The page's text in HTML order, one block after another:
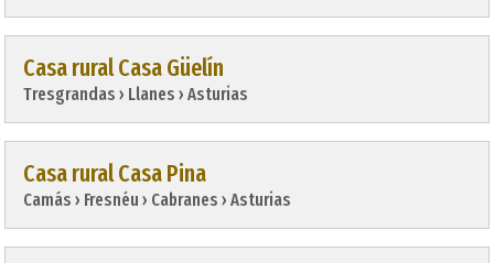
Casa rural Casa Güelín
Tresgrandas › Llanes › Asturias
Casa rural Casa Pina
Camás › Fresnéu › Cabranes › Asturias